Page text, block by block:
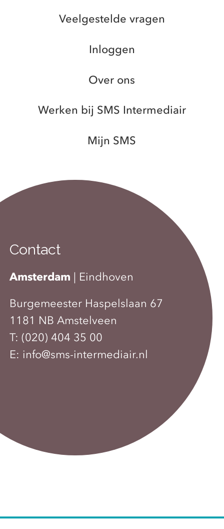
Veelgestelde vragen
Inloggen
Over ons
Werken bij SMS Intermediair
Mijn SMS
Contact
Amsterdam | Eindhoven
Burgemeester Haspelslaan 67
1181 NB Amstelveen
T:(020) 404 35 00
E: info@sms-intermediair.nl